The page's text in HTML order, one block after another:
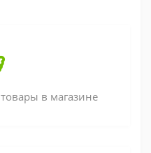
в магазине